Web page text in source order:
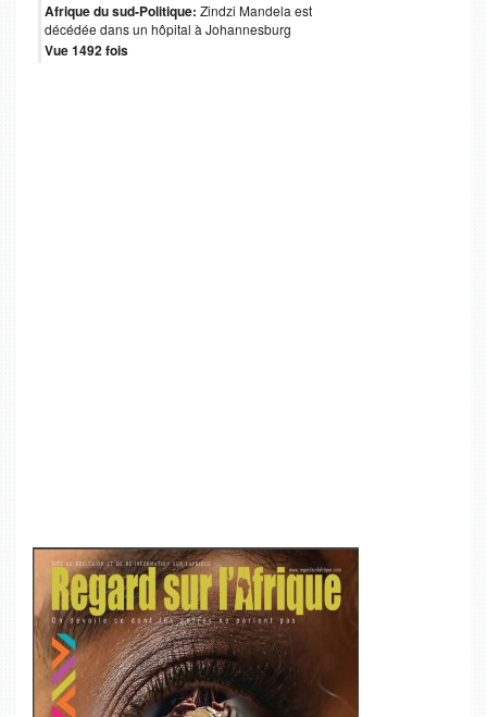
Afrique du sud-Politique: Zindzi Mandela est
décédée dans un hôpital à Johannesburg
Vue 1492 fois